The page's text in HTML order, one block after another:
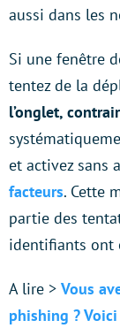
aussi dans les
Si une fenêtre
tentez de la
l’onglet,
et activez sans
facteurs. Cette
partie des
identifiants ont
A lire > Vous
phishing ?